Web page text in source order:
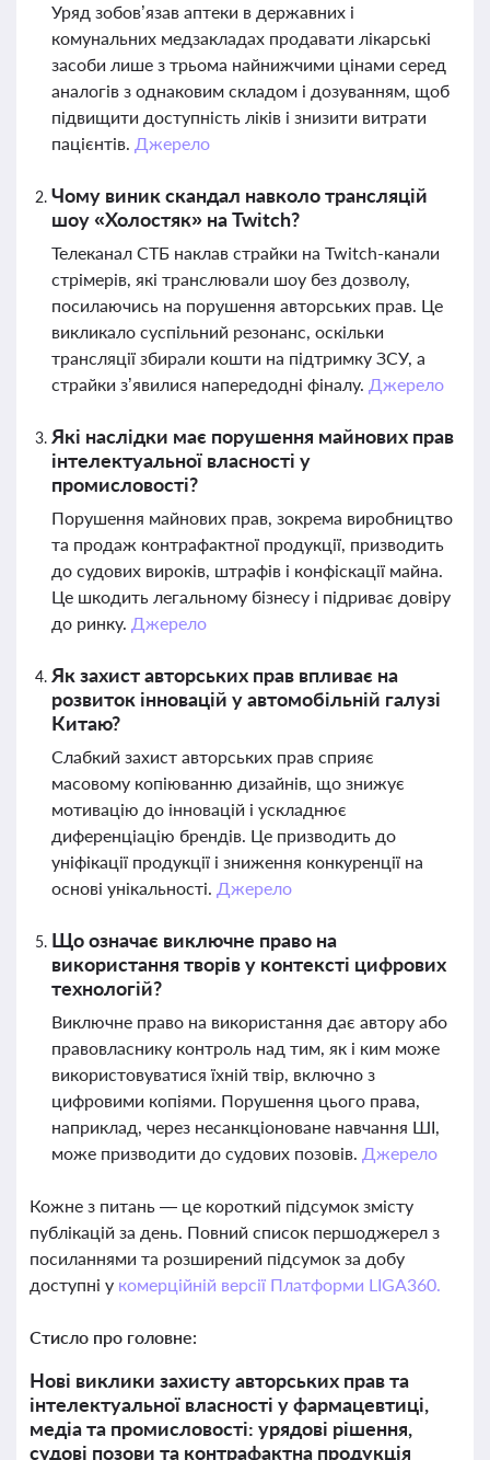
Уряд зобов’язав аптеки в державних і
комунальних медзакладах продавати лікарські
засоби лише з трьома найнижчими цінами серед
аналогів з однаковим складом і дозуванням, щоб
підвищити доступність ліків і знизити витрати
пацієнтів. Джерело
Чому виник скандал навколо трансляцій
шоу «Холостяк» на Twitch?
Телеканал СТБ наклав страйки на Twitch-канали
стрімерів, які транслювали шоу без дозволу,
посилаючись на порушення авторських прав. Це
викликало суспільний резонанс, оскільки
трансляції збирали кошти на підтримку ЗСУ, а
страйки з’явилися напередодні фіналу. Джерело
Які наслідки має порушення майнових прав
інтелектуальної власності у
промисловості?
Порушення майнових прав, зокрема виробництво
та продаж контрафактної продукції, призводить
до судових вироків, штрафів і конфіскації майна.
Це шкодить легальному бізнесу і підриває довіру
до ринку. Джерело
Як захист авторських прав впливає на
розвиток інновацій у автомобільній галузі
Китаю?
Слабкий захист авторських прав сприяє
масовому копіюванню дизайнів, що знижує
мотивацію до інновацій і ускладнює
диференціацію брендів. Це призводить до
уніфікації продукції і зниження конкуренції на
основі унікальності. Джерело
Що означає виключне право на
використання творів у контексті цифрових
технологій?
Виключне право на використання дає автору або
правовласнику контроль над тим, як і ким може
використовуватися їхній твір, включно з
цифровими копіями. Порушення цього права,
наприклад, через несанкціоноване навчання ШІ,
може призводити до судових позовів. Джерело
Кожне з питань — це короткий підсумок змісту
публікацій за день. Повний список першоджерел з
посиланнями та розширений підсумок за добу
доступні у комерційній версії Платформи LIGA360.
Стисло про головне:
Нові виклики захисту авторських прав та
інтелектуальної власності у фармацевтиці,
медіа та промисловості: урядові рішення,
судові позови та контрафактна продукція